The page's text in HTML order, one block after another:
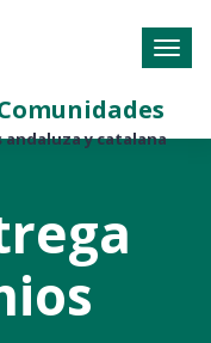
andaluza y catalana